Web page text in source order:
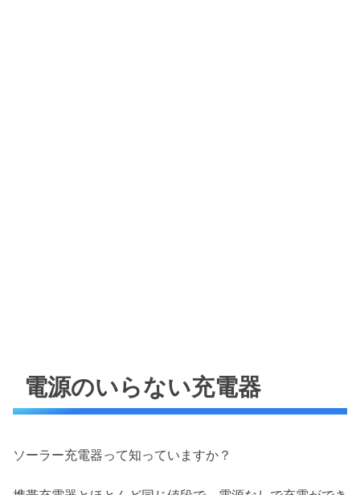
電源のいらない充電器
ソーラー充電器って知っていますか？